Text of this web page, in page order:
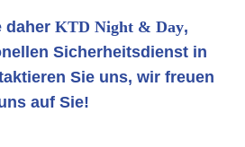
daher KTD Night & Day,
Sicherheitsdienst in
Sie uns, wir freuen
auf Sie!